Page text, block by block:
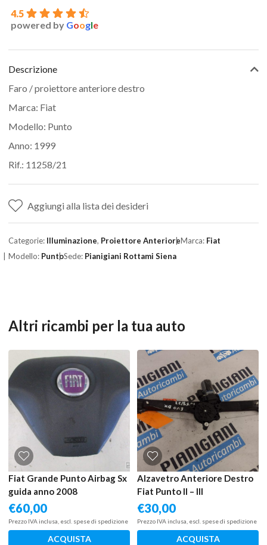
4.5
powered by Google
Descrizione
Faro / proiettore anteriore destro
Marca: Fiat
Modello: Punto
Anno: 1999
Rif.: 11258/21
Aggiungi alla lista dei desideri
Categorie: Illuminazione, Proiettore AnterioreMarca: Fiat
Modello: PuntoSede: Pianigiani Rottami Siena
Altri ricambi per la tua auto
Fiat Grande Punto Airbag Sx
guida anno 2008
€60,00
Prezzo IVA inclusa, escl. spese di spedizione
ACQUISTA
Alzavetro Anteriore Destro
Fiat Punto II – III
€30,00
Prezzo IVA inclusa, escl. spese di spedizione
ACQUISTA